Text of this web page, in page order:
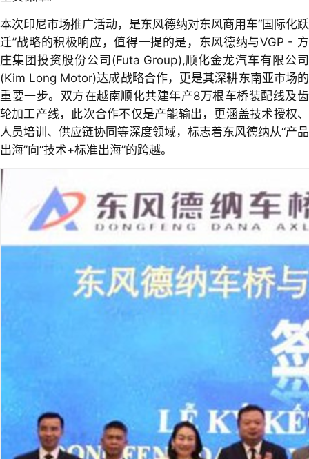
本次印尼市场推广活动，是东风德纳对东风商用车“国际化跃
迁”战略的积极响应，值得一提的是，东风德纳与VGP - 方
庄集团投资股份公司(Futa Group),顺化金龙汽车有限公司
(Kim Long Motor)达成战略合作，更是其深耕东南亚市场的
重要一步。双方在越南顺化共建年产8万根车桥装配线及齿
轮加工产线，此次合作不仅是产能输出，更涵盖技术授权、
人员培训、供应链协同等深度领域，标志着东风德纳从“产品
出海”向“技术+标准出海”的跨越。